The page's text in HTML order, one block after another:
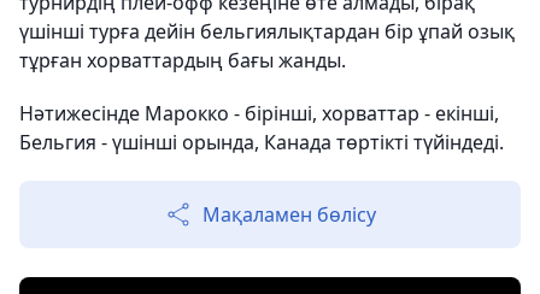
үшінші турға дейін бельгиялықтардан бір ұпай озық
тұрған хорваттардың бағы жанды.
Нәтижесінде Марокко - бірінші, хорваттар - екінші,
Бельгия - үшінші орында, Канада төртікті түйіндеді.
Мақаламен бөлісу